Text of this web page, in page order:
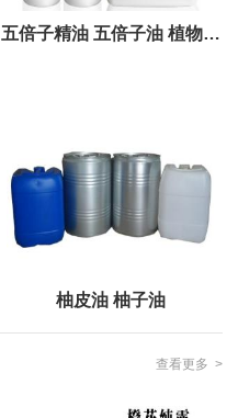
五倍子精油 五倍子油 植物单
柚皮油 柚子油
查看更多 >